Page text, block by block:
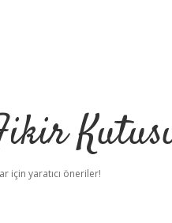
için yaratıcı öneriler!